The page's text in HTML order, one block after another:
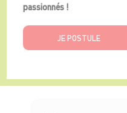
passionnés !
JE POSTULE